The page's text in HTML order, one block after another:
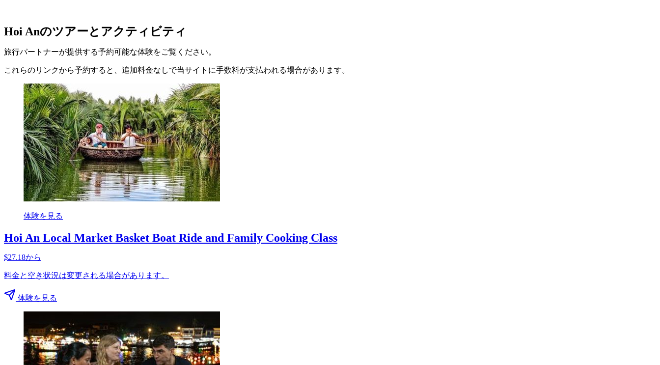
Hoi Anのツアーとアクティビティ
旅行パートナーが提供する予約可能な体験をご覧ください。
これらのリンクから予約すると、追加料金なしで当サイトに手数料が支払われる場合があります。
体験を見る
Hoi An Local Market Basket Boat Ride and Family Cooking Class
$27.18から
料金と空き状況は変更される場合があります。
体験を見る